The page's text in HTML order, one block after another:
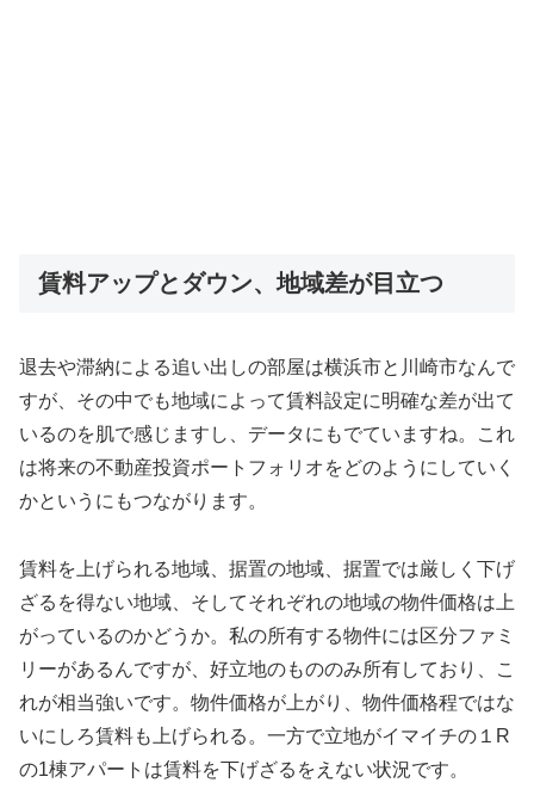
賃料アップとダウン、地域差が目立つ
退去や滞納による追い出しの部屋は横浜市と川崎市なんで
すが、その中でも地域によって賃料設定に明確な差が出て
いるのを肌で感じますし、データにもでていますね。これ
は将来の不動産投資ポートフォリオをどのようにしていく
かというにもつながります。
賃料を上げられる地域、据置の地域、据置では厳しく下げ
ざるを得ない地域、そしてそれぞれの地域の物件価格は上
がっているのかどうか。私の所有する物件には区分ファミ
リーがあるんですが、好立地のもののみ所有しており、こ
れが相当強いです。物件価格が上がり、物件価格程ではな
いにしろ賃料も上げられる。一方で立地がイマイチの１R
の1棟アパートは賃料を下げざるをえない状況です。